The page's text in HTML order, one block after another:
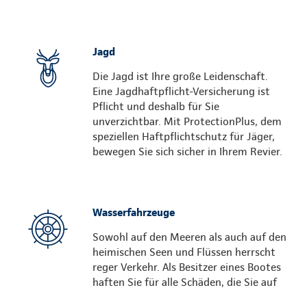
Jagd
Die Jagd ist Ihre große Leidenschaft.
Eine Jagdhaftpflicht-Versicherung ist
Pflicht und deshalb für Sie
unverzichtbar. Mit ProtectionPlus, dem
speziellen Haftpflichtschutz für Jäger,
bewegen Sie sich sicher in Ihrem Revier.
Wasserfahrzeuge
Sowohl auf den Meeren als auch auf den
heimischen Seen und Flüssen herrscht
reger Verkehr. Als Besitzer eines Bootes
haften Sie für alle Schäden, die Sie auf